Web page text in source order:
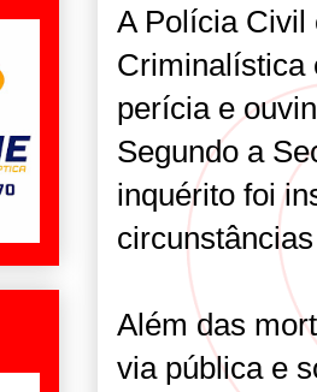
A Polícia Civil
Criminalística
perícia e
Segundo a
inquérito foi
Além das
via pública e